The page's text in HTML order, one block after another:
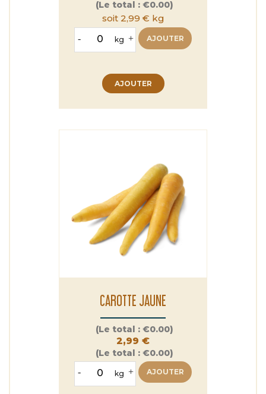
(Le total : €0.00)
soit 2,99 € kg
- kg + AJOUTER
AJOUTER
CAROTTE JAUNE
Prix
(Le total : €0.00)
2,99 €
(Le total : €0.00)
- kg + AJOUTER